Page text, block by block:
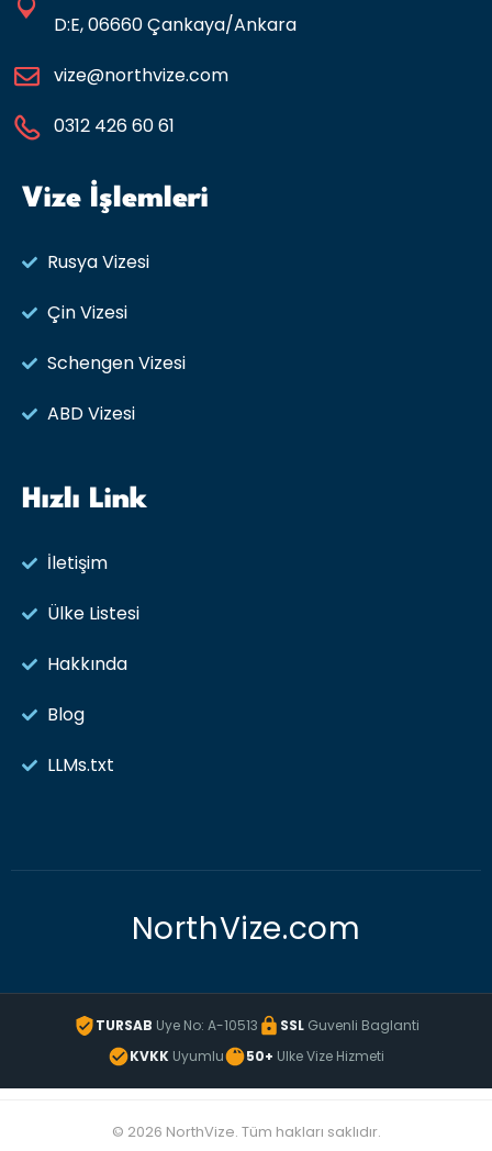
D:E, 06660 Çankaya/Ankara
vize@northvize.com
0312 426 60 61
Vize İşlemleri
Rusya Vizesi​
Çin Vizesi
Schengen Vizesi
ABD Vizesi
Hızlı Link
İletişim
Ülke Listesi
Hakkında
Blog
LLMs.txt
NorthVize.com
TURSAB Uye No: A-10513 SSLGuvenli Baglanti
KVKK Uyumlu 50+ Ulke Vize Hizmeti
© 2026 NorthVize. Tüm hakları saklıdır.